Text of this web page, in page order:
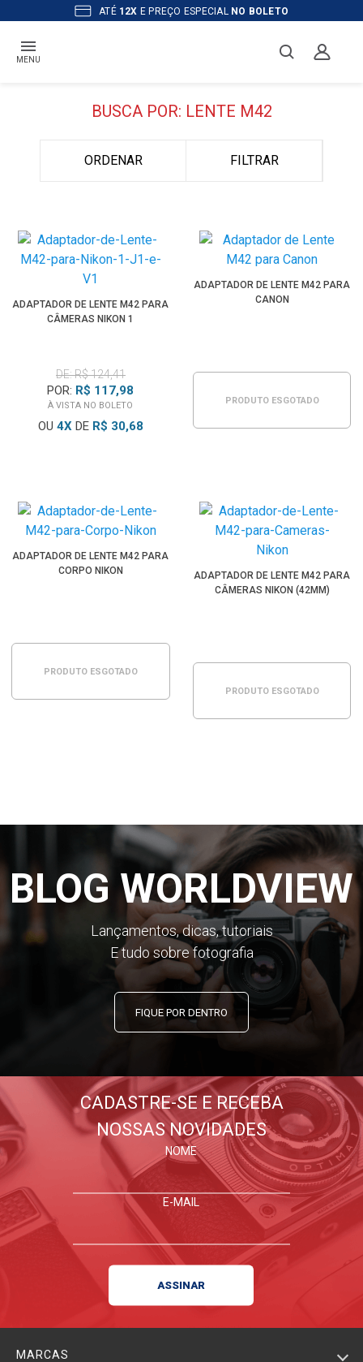
ATÉ 12X E PREÇO ESPECIAL NO BOLETO
MENU
BUSCA POR: LENTE M42
ORDENAR FILTRAR
ADAPTADOR DE LENTE M42 PARA
CÂMERAS NIKON 1
DE: R$ 124,41
POR: R$ 117,98
À VISTA NO BOLETO
OU 4XDE R$ 30,68
ADAPTADOR DE LENTE M42 PARA
CANON
PRODUTO ESGOTADO
ADAPTADOR DE LENTE M42 PARA
CORPO NIKON
PRODUTO ESGOTADO
ADAPTADOR DE LENTE M42 PARA
CÂMERAS NIKON (42MM)
PRODUTO ESGOTADO
BLOG WORLDVIEW
Lançamentos, dicas, tutoriais
E tudo sobre fotografia
FIQUE POR DENTRO
CADASTRE-SE E RECEBA
NOSSAS NOVIDADES
NOME
E-MAIL
MARCAS